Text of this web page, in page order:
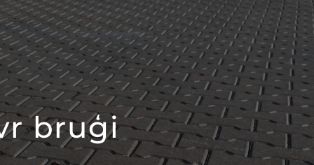
bruģi